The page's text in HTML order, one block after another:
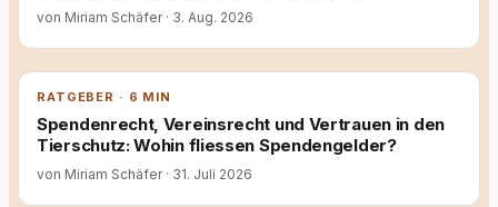
von Miriam Schäfer · 3. Aug. 2026
RATGEBER · 6 MIN
Spendenrecht, Vereinsrecht und Vertrauen in den
Tierschutz: Wohin fliessen Spendengelder?
von Miriam Schäfer · 31. Juli 2026